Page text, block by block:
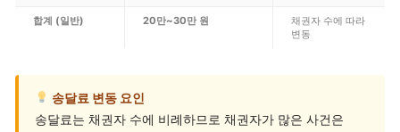
합계 (일반) 20만~30만 원
채권자 수에 따라
변동
송달료 변동 요인
송달료는 채권자 수에 비례하므로 채권자가 많은 사건은